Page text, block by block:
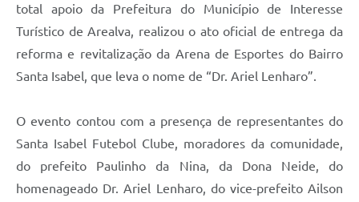
total apoio da Prefeitura do Município de Interesse
Turístico de Arealva, realizou o ato oficial de entrega da
reforma e revitalização da Arena de Esportes do Bairro
Santa Isabel, que leva o nome de “Dr. Ariel Lenharo”.
O evento contou com a presença de representantes do
Santa Isabel Futebol Clube, moradores da comunidade,
do prefeito Paulinho da Nina, da Dona Neide, do
homenageado Dr. Ariel Lenharo, do vice-prefeito Ailson